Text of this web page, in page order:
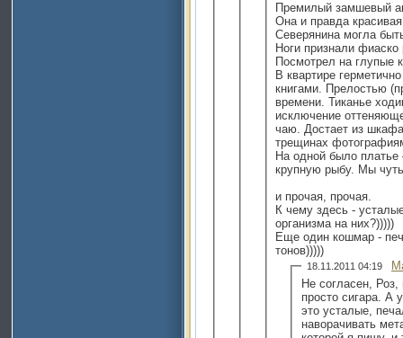
Премилый замшевый
Oна и правда
Северянина могла
Ноги признали
Посмотрел на глупые
В квартире
книгами. Прелостью
времени. Тиканье
исключение
чаю. Достает из
трещинах
На одной было платье
крупную рыбу. Мы
и прочая, прочая.
К чему здесь -
организма на них?)))))
Еще один кошмар -
тонов)))))
18.11.2011 04:19
Не согласен, Роз,
просто сигара. А
это усталые,
наворачивать